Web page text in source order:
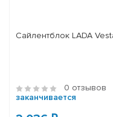
Сайлентблок LADA
0 отзывов
заканчивается